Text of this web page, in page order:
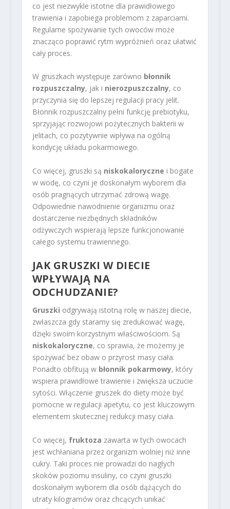
co jest niezwykle istotne dla prawidłowego
trawienia i zapobiega problemom z zaparciami.
Regularne spożywanie tych owoców może
znacząco poprawić rytm wypróżnień oraz ułatwić
cały proces.
W gruszkach występuje zarówno błonnik
rozpuszczalny, jak i nierozpuszczalny, co
przyczynia się do lepszej regulacji pracy jelit.
Błonnik rozpuszczalny pełni funkcję prebiotyku,
sprzyjając rozwojowi pożytecznych bakterii w
jelitach, co pozytywnie wpływa na ogólną
kondycję układu pokarmowego.
Co więcej, gruszki są niskokaloryczne i bogate
w wodę, co czyni je doskonałym wyborem dla
osób pragnących utrzymać zdrową wagę.
Odpowiednie nawodnienie organizmu oraz
dostarczenie niezbędnych składników
odżywczych wspierają lepsze funkcjonowanie
całego systemu trawiennego.
JAK GRUSZKI W DIECIE
WPŁYWAJĄ NA
ODCHUDZANIE?
Gruszki odgrywają istotną rolę w naszej diecie,
zwłaszcza gdy staramy się zredukować wagę,
dzięki swoim korzystnym właściwościom. Są
niskokaloryczne, co sprawia, że możemy je
spożywać bez obaw o przyrost masy ciała.
Ponadto obfitują w błonnik pokarmowy, który
wspiera prawidłowe trawienie i zwiększa uczucie
sytości. Włączenie gruszek do diety może być
pomocne w regulacji apetytu, co jest kluczowym
elementem skutecznej redukcji masy ciała.
Co więcej, fruktoza zawarta w tych owocach
jest wchłaniana przez organizm wolniej niż inne
cukry. Taki proces nie prowadzi do nagłych
skoków poziomu insuliny, co czyni gruszki
doskonałym wyborem dla osób dążących do
utraty kilogramów oraz chcących unikać